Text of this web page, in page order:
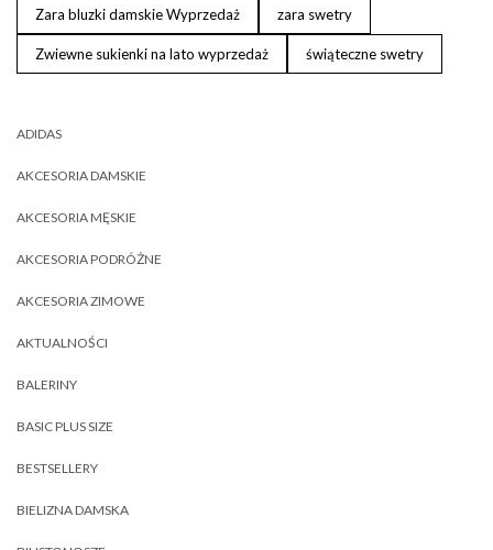
Zara bluzki damskie Wyprzedaż zara swetry
Zwiewne sukienki na lato wyprzedaż świąteczne swetry
ADIDAS
AKCESORIA DAMSKIE
AKCESORIA MĘSKIE
AKCESORIA PODRÓŻNE
AKCESORIA ZIMOWE
AKTUALNOŚCI
BALERINY
BASIC PLUS SIZE
BESTSELLERY
BIELIZNA DAMSKA